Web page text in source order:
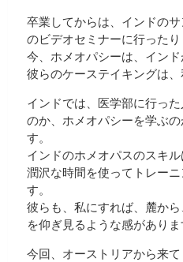
卒業してからは、インドの
のビデオセミナーに行ったり
今、ホメオパシーは、インド
彼らのケーステイキングは、
インドでは、医学部に行っ
のか、ホメオパシーを学ぶ
す。
インドのホメオパスのスキル
潤沢な時間を使ってトレー
す。
彼らも、私にすれば、麓か
を仰ぎ見るような感がありま
今回、オーストリアから来